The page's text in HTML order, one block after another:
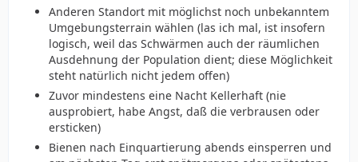
Anderen Standort mit möglichst noch unbekanntem
Umgebungsterrain wählen (las ich mal, ist insofern
logisch, weil das Schwärmen auch der räumlichen
Ausdehnung der Population dient; diese Möglichkeit
steht natürlich nicht jedem offen)
Zuvor mindestens eine Nacht Kellerhaft (nie
ausprobiert, habe Angst, daß die verbrausen oder
ersticken)
Bienen nach Einquartierung abends einsperren und